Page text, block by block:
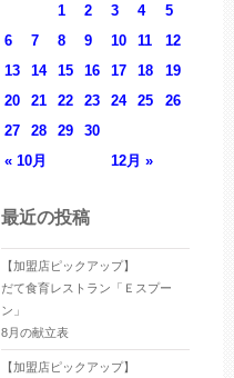
« 10月 12月 »
1 2 3 4
5
6
7 8 9 10 11
12
13
14 15 16 17 18
19
20
21 22 23 24 25
26
27
28 29 30
最近の投稿
【加盟店ピックアップ】
だて食育レストラン「Ｅスプー
ン」
8月の献立表
【加盟店ピックアップ】